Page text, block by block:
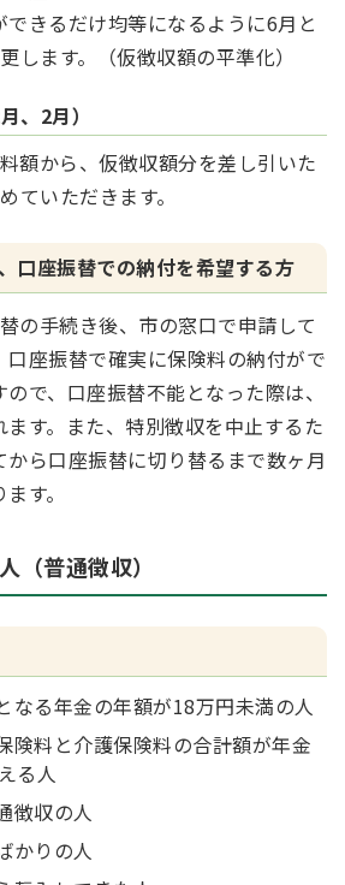
きるだけ均等になるように6月と
します。（仮徴収額の平準化）
、2月）
額から、仮徴収額分を差し引いた
ていただきます。
口座振替での納付を希望する方
の手続き後、市の窓口で申請して
口座振替で確実に保険料の納付がで
で、口座振替不能となった際は、
す。また、特別徴収を中止するた
ら口座振替に切り替るまで数ヶ月
す。
（普通徴収）
なる年金の年額が18万円未満の人
険料と介護保険料の合計額が年金
る人
徴収の人
かりの人